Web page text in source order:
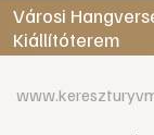
Városi
Kiállítóterem